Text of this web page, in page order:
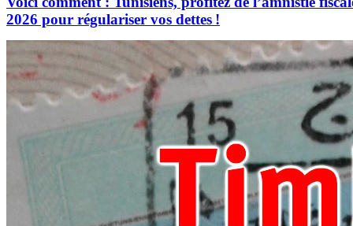
2026 pour régulariser vos dettes !